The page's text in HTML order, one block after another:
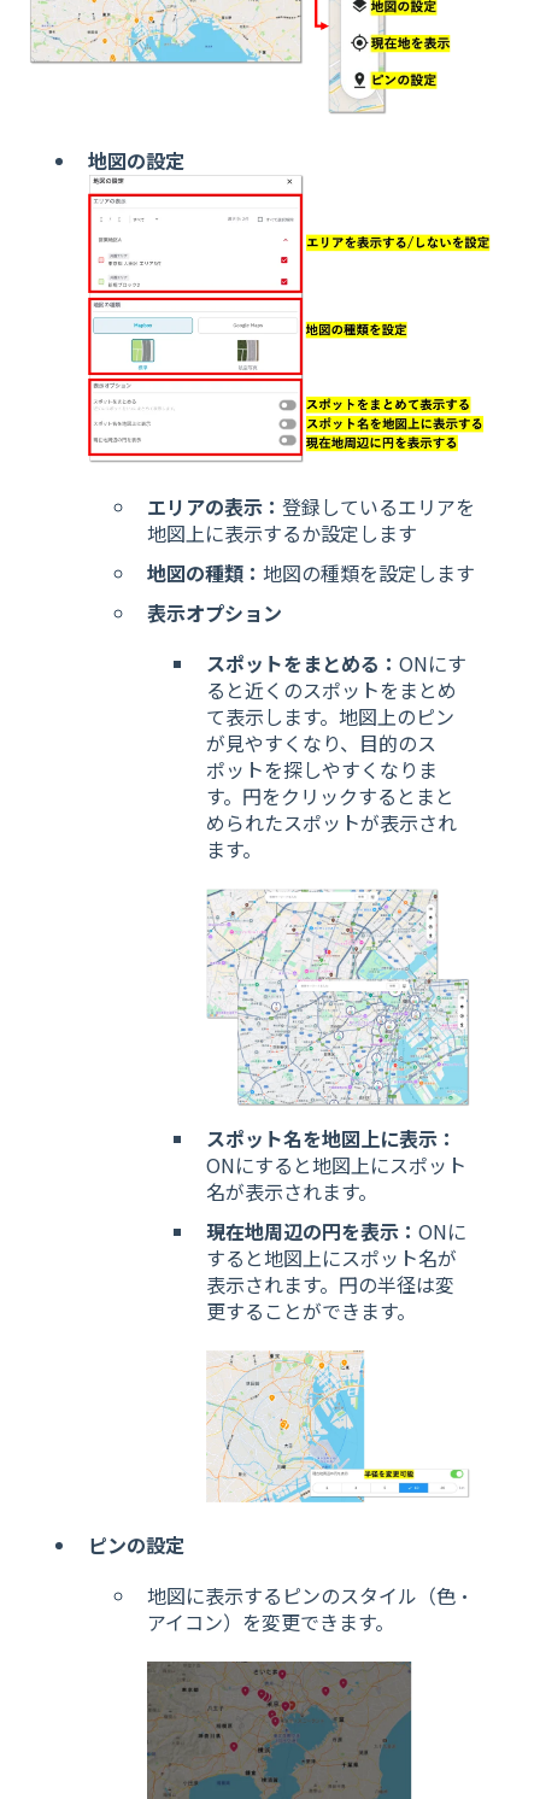
地図の設定
エリアの表示： 登録しているエリアを
地図上に表示するか設定します
地図の種類： 地図の種類を設定します
表示オプション
スポットをまとめる： ONにす
ると近くのスポットをまとめ
て表示します。地図上のピン
が見やすくなり、目的のス
ポットを探しやすくなりま
す。円をクリックするとまと
められたスポットが表示され
ます。
スポット名を地図上に表示：
ONにすると地図上にスポット
名が表示されます。
現在地周辺の円を表示： ONに
すると地図上にスポット名が
表示されます。円の半径は変
更することができます。
ピンの設定
地図に表示するピンのスタイル（色・
アイコン）を変更できます。